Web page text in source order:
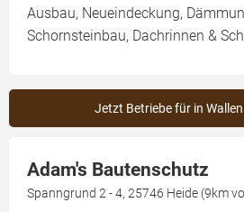
Ausbau, Neueindeckung,
Schornsteinbau, Dachrinnen &
Jetzt Betriebe für in
Adam's Bautenschutz
Spanngrund 2 - 4, 25746 Heide (9km